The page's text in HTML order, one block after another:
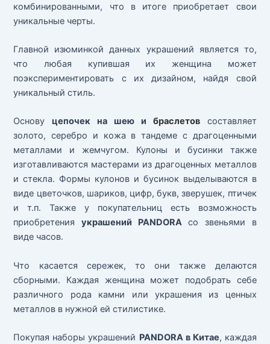
комбинированными, что в итоге приобретает свои
уникальные черты.
Главной изюминкой данных украшений является то,
что любая купившая их женщина может
поэкспериментировать с их дизайном, найдя свой
уникальный стиль.
Основуцепочек на шею и браслетовсоставляет
золото, серебро и кожа в тандеме с драгоценными
металлами и жемчугом. Кулоны и бусинки также
изготавливаются мастерами из драгоценных металлов
и стекла. Формы кулонов и бусинок выделываются в
виде цветочков, шариков, цифр, букв, зверушек, птичек
и т.п. Также у покупательниц есть возможность
приобретенияукрашений PANDORAсо звеньями в
виде часов.
Что касается сережек, то они также делаются
сборными. Каждая женщина может подобрать себе
различного рода камни или украшения из ценных
металлов в нужной ей стилистике.
Покупая наборы украшений PANDORA в Китае, каждая